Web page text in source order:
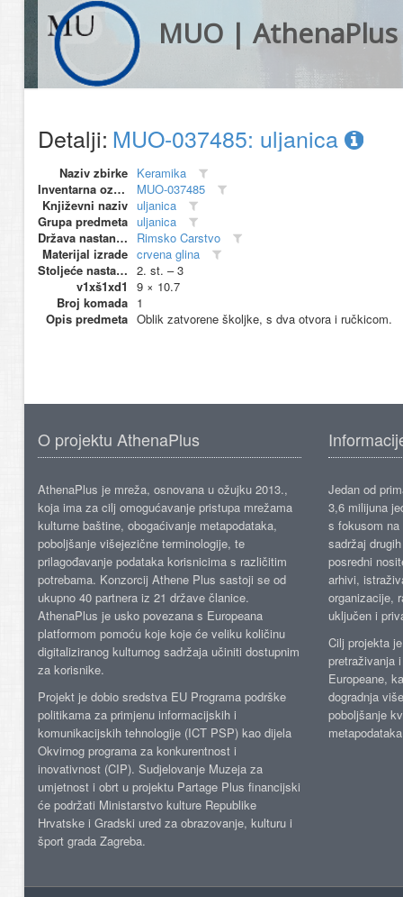
MUO | AthenaPlus
Detalji: MUO-037485: uljanica
Naziv zbirke Keramika
Inventarna oznaka
MUO-037485
Književni naziv uljanica
Grupa predmeta uljanica
Država nastanka
Rimsko Carstvo
Materijal izrade crvena glina
Stoljeće nastanka 2. st. – 3
v1xš1xd1
9 × 10.7
Broj komada 1
Opis predmeta Oblik zatvorene školjke, s dva otvora i ručkicom.
O projektu AthenaPlus
AthenaPlus je mreža, osnovana u ožujku 2013.,
koja ima za cilj omogućavanje pristupa mrežama
kulturne baštine, obogaćivanje metapodataka,
poboljšanje višejezične terminologije, te
prilagođavanje podataka korisnicima s različitim
potrebama. Konzorcij Athene Plus sastoji se od
ukupno 40 partnera iz 21 države članice.
AthenaPlus je usko povezana s Europeana
platformom pomoću koje koje će veliku količinu
digitaliziranog kulturnog sadržaja učiniti dostupnim
za korisnike.
Projekt je dobio sredstva EU Programa podrške
politikama za primjenu informacijskih i
komunikacijskih tehnologije (ICT PSP) kao dijela
Okvirnog programa za konkurentnost i
inovativnost (CIP). Sudjelovanje Muzeja za
umjetnost i obrt u projektu Partage Plus financijski
će podržati Ministarstvo kulture Republike
Hrvatske i Gradski ured za obrazovanje, kulturu i
šport grada Zagreba.
Jedan od
3,6 milijuna
s fokusom
sadržaj
posredni
arhivi,
organizacije,
uključen i
Cilj projekta
pretraživanja
Europeane,
dogradnja
poboljšanje